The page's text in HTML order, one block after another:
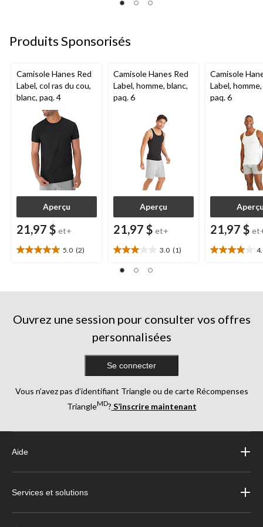
5.
Produits Sponsorisés
Camisole Hanes Red
Label, col ras du cou,
blanc, paq. 4
Aperçu
21,97 $ et+
5.0 (2)
5.0
Camisole Hanes Red
Label, homme, blanc,
paq. 6
Aperçu
21,97 $ et+
3.0 (1)
3.0
étoile(s)
Camisole
Label,
paq. 6
21,97 $
4.0
Ouvrez une session pour consulter vos offres
personnalisées
Se connecter
Vous n’avez pas d’identifiant Triangle ou de carte Récompenses
TriangleMD? S’inscrire maintenant
Aide
Services et solutions